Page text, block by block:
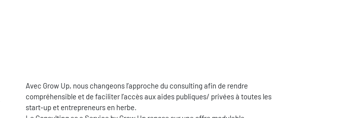
Avec Grow Up, nous changeons l’approche du consulting afin de rendre
compréhensible et de faciliter l’accès aux aides publiques/ privées à toutes les
start-up et entrepreneurs en herbe.